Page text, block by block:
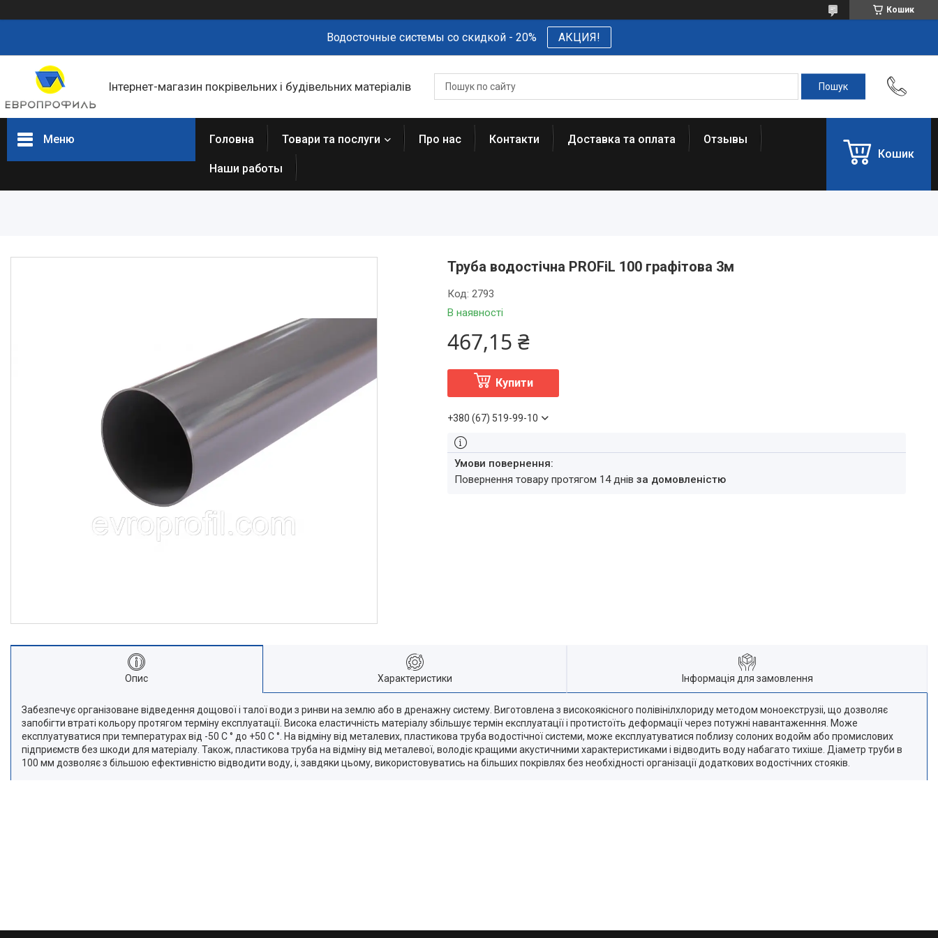
Кошик
Водосточные системы со скидкой - 20% АКЦИЯ!
Інтернет-магазин покрівельних і будівельних матеріалів
Меню Головна Товари та послуги Про нас Контакти Доставка та оплата Отзывы
Наши работы
Кошик
Труба водостічна PROFiL 100 графітова 3м
В наявності
Код:2793
467,15 ₴
Купити
+380 (67) 519-99-10
повернення товару протягом 14 днівза домовленістю
Опис Характеристики Інформація для замовлення
Забезпечує організоване відведення дощової і талої води з ринви на землю або в дренажну систему. Виготовлена з високоякісного полівінілхлориду методом моноекструзіі, що дозволяє
запобігти втраті кольору протягом терміну експлуатації. Висока еластичність матеріалу збільшує термін експлуатації і протистоїть деформації через потужні навантаженння. Може
експлуатуватися при температурах від -50 С ° до +50 С °. На відміну від металевих, пластикова труба водостічної системи, може експлуатуватися поблизу солоних водойм або промислових
підприємств без шкоди для матеріалу. Також, пластикова труба на відміну від металевої, володіє кращими акустичними характеристиками і відводить воду набагато тихіше. Діаметр труби в
100 мм дозволяє з більшою ефективністю відводити воду, і, завдяки цьому, використовуватись на більших покрівлях без необхідності організації додаткових водостічних стояків.